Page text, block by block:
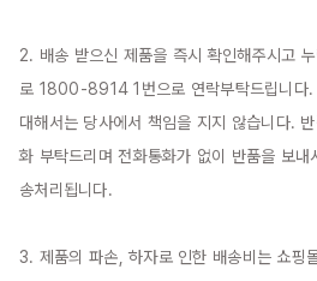
2. 배송 받으신 제품을 즉시 확인해주시고
로 1800-8914 1번으로 연락부탁드립니다.
대해서는 당사에서 책임을 지지 않습니다.
화 부탁드리며 전화통화가 없이 반품을 보
송처리됩니다.
3. 제품의 파손, 하자로 인한 배송비는 쇼핑